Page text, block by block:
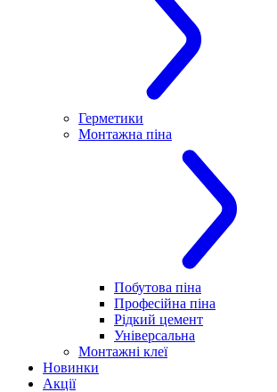
Герметики
Монтажна піна
Побутова піна
Професійна піна
Рідкий цемент
Універсальна
Монтажні клеї
Новинки
Акції